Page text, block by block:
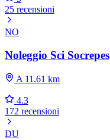
25 recensioni
NO
Noleggio Sci Socrepes
A 11.61 km
4.3
172 recensioni
DU